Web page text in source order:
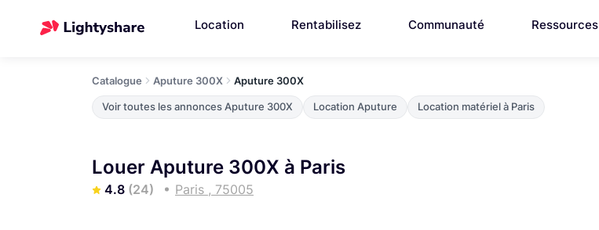
Location Rentabilisez Communauté Ressources
Catalogue Aputure 300X Aputure 300X
Voir toutes les annonces Aputure 300X Location Aputure Location matériel à Paris
Louer Aputure 300X à Paris
4.8 (24) Paris , 75005